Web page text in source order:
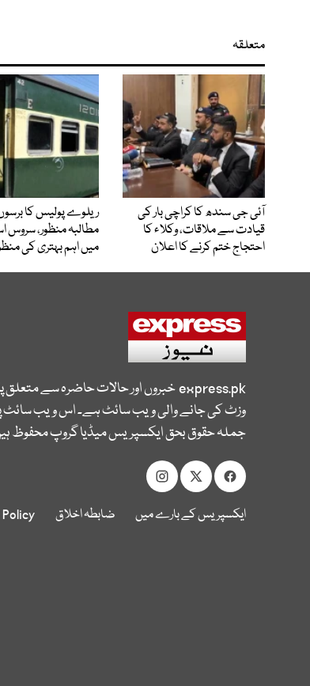
متعلقہ
آئی جی سندھ کا کراچی بار کی
قیادت سے ملاقات، وکلاء کا
احتجاج ختم کرنے کا اعلان
ریلوے پولیس کا برسوں
مطالبہ منظور، سروس
میں اہم بہتری کی
express.pkخبروں اور حالات حاضرہ سے
وزٹ کی جانے والی ویب سائٹ ہے۔ اس ویب سائٹ
جملہ حقوق بحق ایکسپریس میڈیا گروپ محفوظ
ایکسپریس کے بارے میں ضابطہ اخلاق